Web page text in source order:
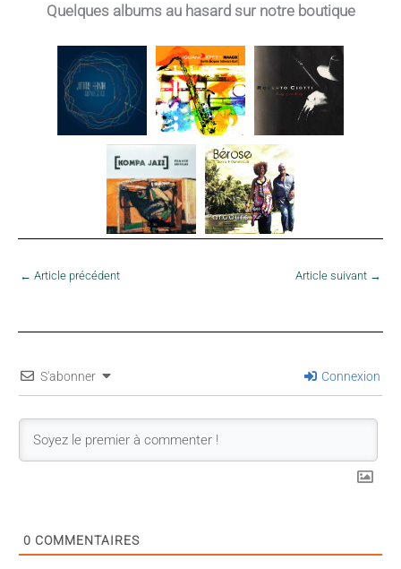
Quelques albums au hasard sur notre boutique
← Article précédent Article suivant →
S'abonner Connexion
0 COMMENTAIRES